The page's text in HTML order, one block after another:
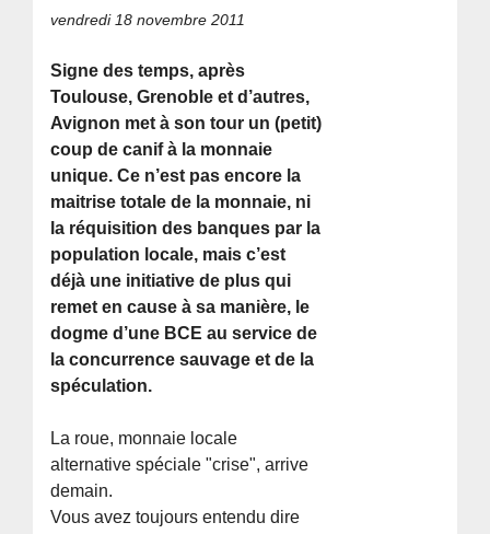
vendredi 18 novembre 2011
Signe des temps, après
Toulouse, Grenoble et d’autres,
Avignon met à son tour un (petit)
coup de canif à la monnaie
unique. Ce n’est pas encore la
maitrise totale de la monnaie, ni
la réquisition des banques par la
population locale, mais c’est
déjà une initiative de plus qui
remet en cause à sa manière, le
dogme d’une BCE au service de
la concurrence sauvage et de la
spéculation.
La roue, monnaie locale
alternative spéciale "crise", arrive
demain.
Vous avez toujours entendu dire